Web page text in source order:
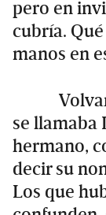
pero en
cubría.
manos en
se llamaba
hermano,
decir su
Los que